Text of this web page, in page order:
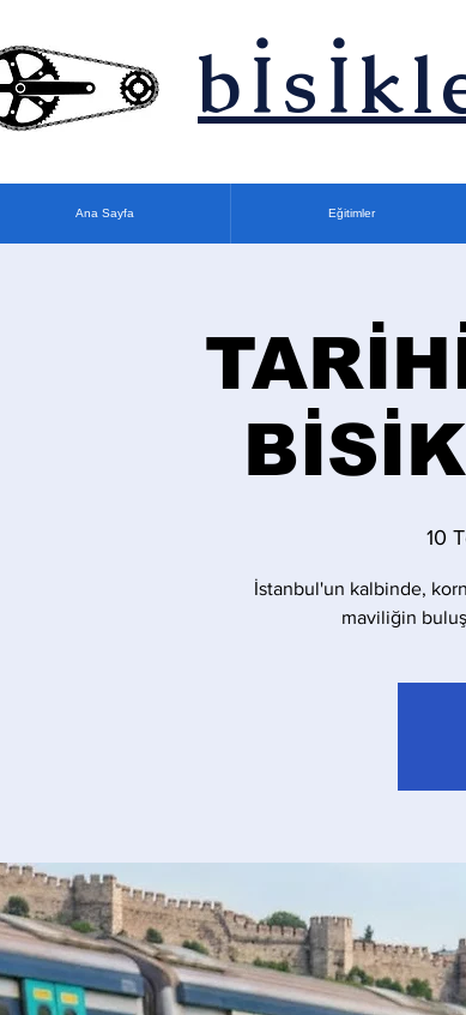
Ana Sayfa Eğitimler
10
İstanbul'un kalbinde,
maviliğin